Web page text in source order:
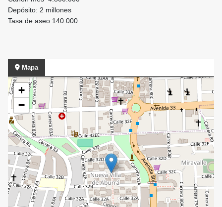
Depósito: 2 millones
Tasa de aseo 140.000
Mapa
+
−